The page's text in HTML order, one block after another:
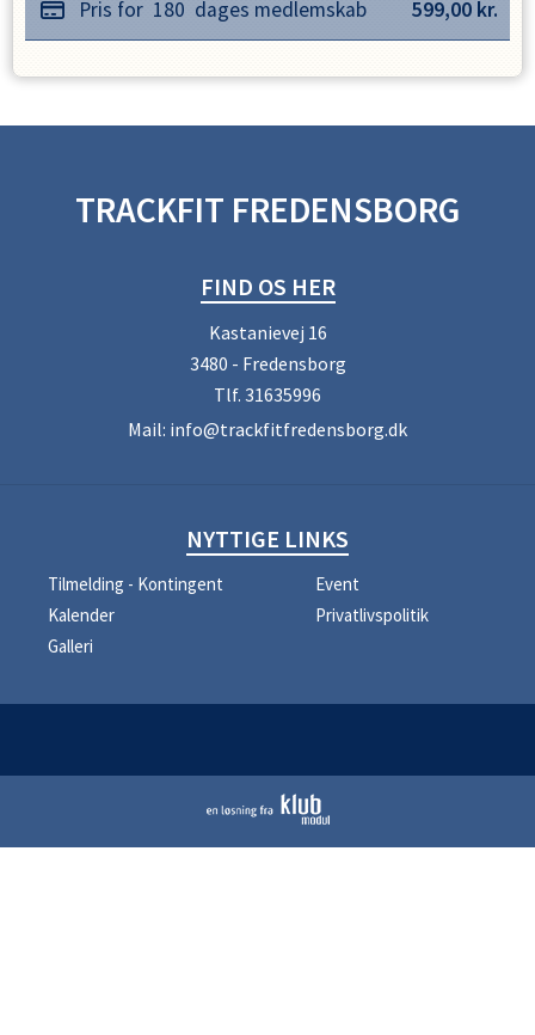
Pris for 180 dages medlemskab 599,00 kr.
TRACKFIT FREDENSBORG
FIND OS HER
Kastanievej 16
3480 - Fredensborg
Tlf. 31635996
Mail: info@trackfitfredensborg.dk
NYTTIGE LINKS
Tilmelding - Kontingent
Event
Kalender
Privatlivspolitik
Galleri